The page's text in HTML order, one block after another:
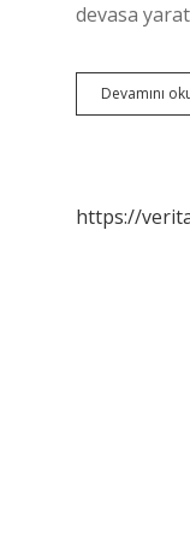
devasa
Devamını
https://